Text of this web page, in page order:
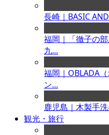
長崎｜BASIC
福岡｜「徹子の
九...
福岡｜OBLADA
ン...
鹿児島｜木製手
観光・旅行